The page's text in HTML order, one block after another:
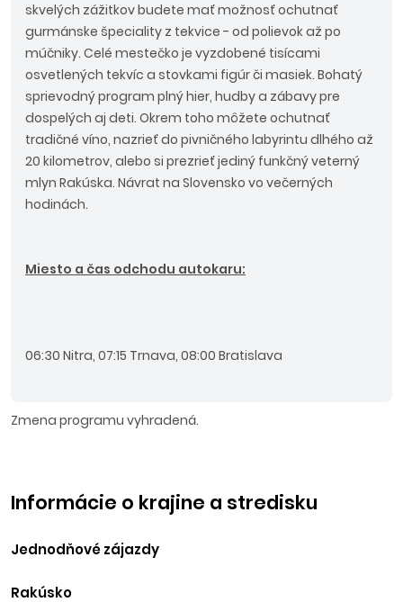
skvelých zážitkov budete mať možnosť ochutnať
gurmánske špeciality z tekvice - od polievok až po
múčniky. Celé mestečko je vyzdobené tisícami
osvetlených tekvíc a stovkami figúr či masiek. Bohatý
sprievodný program plný hier, hudby a zábavy pre
dospelých aj deti. Okrem toho môžete ochutnať
tradičné víno, nazrieť do pivničného labyrintu dlhého až
20 kilometrov, alebo si prezrieť jediný funkčný veterný
mlyn Rakúska. Návrat na Slovensko vo večerných
hodinách.
Miesto a čas odchodu autokaru:
06:30 Nitra, 07:15 Trnava, 08:00 Bratislava
Zmena programu vyhradená.
Informácie o krajine a stredisku
Jednodňové zájazdy
Rakúsko